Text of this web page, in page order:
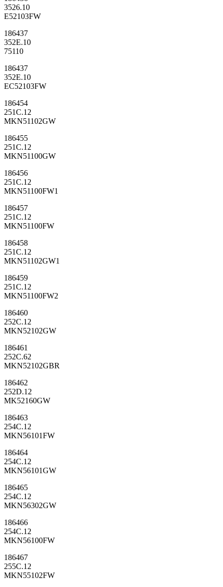
3526.10
E52103FW
186437
352E.10
75110
186437
352E.10
EC52103FW
186454
251C.12
MKN51102GW
186455
251C.12
MKN51100GW
186456
251C.12
MKN51100FW1
186457
251C.12
MKN51100FW
186458
251C.12
MKN51102GW1
186459
251C.12
MKN51100FW2
186460
252C.12
MKN52102GW
186461
252C.62
MKN52102GBR
186462
252D.12
MK52160GW
186463
254C.12
MKN56101FW
186464
254C.12
MKN56101GW
186465
254C.12
MKN56302GW
186466
254C.12
MKN56100FW
186467
255C.12
MKN55102FW